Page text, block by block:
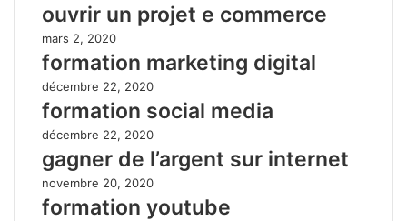
ouvrir un projet e commerce
mars 2, 2020
formation marketing digital
décembre 22, 2020
formation social media
décembre 22, 2020
gagner de l’argent sur internet
novembre 20, 2020
formation youtube